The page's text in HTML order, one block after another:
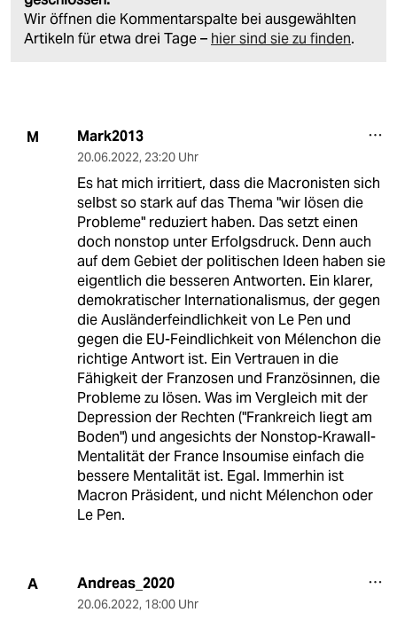
Wir öffnen die Kommentarspalte bei ausgewählten
Artikeln für etwa drei Tage – hier sind sie zu finden.
M Mark2013
20.06.2022, 23:20 Uhr
Es hat mich irritiert, dass die Macronisten sich
selbst so stark auf das Thema "wir lösen die
Probleme" reduziert haben. Das setzt einen
doch nonstop unter Erfolgsdruck. Denn auch
auf dem Gebiet der politischen Ideen haben sie
eigentlich die besseren Antworten. Ein klarer,
demokratischer Internationalismus, der gegen
die Ausländerfeindlichkeit von Le Pen und
gegen die EU-Feindlichkeit von Mélenchon die
richtige Antwort ist. Ein Vertrauen in die
Fähigkeit der Franzosen und Französinnen, die
Probleme zu lösen. Was im Vergleich mit der
Depression der Rechten ("Frankreich liegt am
Boden") und angesichts der Nonstop-Krawall-
Mentalität der France Insoumise einfach die
bessere Mentalität ist. Egal. Immerhin ist
Macron Präsident, und nicht Mélenchon oder
Le Pen.
A Andreas_2020
20.06.2022, 18:00 Uhr